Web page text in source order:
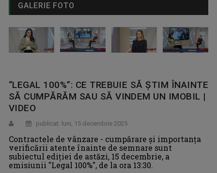
GALERIE FOTO
“LEGAL 100%”: CE TREBUIE SĂ ŞTIM ÎNAINTE
SĂ CUMPĂRĂM SAU SĂ VINDEM UN IMOBIL |
VIDEO
publicat: luni, 15 decembrie 2025
Contractele de vânzare - cumpărare și importanța
verificării atente înainte de semnare sunt
subiectul ediției de astăzi, 15 decembrie, a
emisiunii "Legal 100%", de la ora 13:30.